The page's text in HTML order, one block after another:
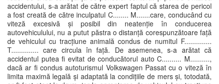
accidentului, s-a arătat de către expert faptul că starea de pericol
a fost creată de către inculpatul C........ M.......care, conducând cu
viteză excesivă și posibil din neatenție în conducerea
autovehiculului, nu a putut păstra o distanță corespunzătoare față
de vehiculul cu tracțiune animală condus de numitul F..............
T.............. care circula în față. De asemenea, s-a arătat că
accidentul putea fi evitat de conducătorul auto C.......... M..........,
dacă ar fi condus autoturismul Volkswagen Passat cu o viteză în
limita maximă legală și adaptată la condițiile de mers și, totodată,